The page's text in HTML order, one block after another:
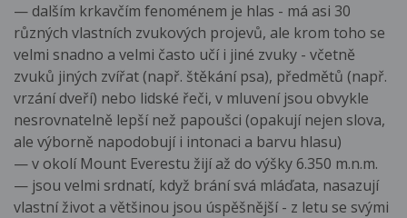
— dalším krkavčím fenoménem je hlas - má asi 30
různých vlastních zvukových projevů, ale krom toho se
velmi snadno a velmi často učí i jiné zvuky - včetně
zvuků jiných zvířat (např. štěkání psa), předmětů (např.
vrzání dveří) nebo lidské řeči, v mluvení jsou obvykle
nesrovnatelně lepší než papoušci (opakují nejen slova,
ale výborně napodobují i intonaci a barvu hlasu)
— v okolí Mount Everestu žijí až do výšky 6.350 m.n.m.
— jsou velmi srdnatí, když brání svá mláďata, nasazují
vlastní život a většinou jsou úspěšnější - z letu se svými